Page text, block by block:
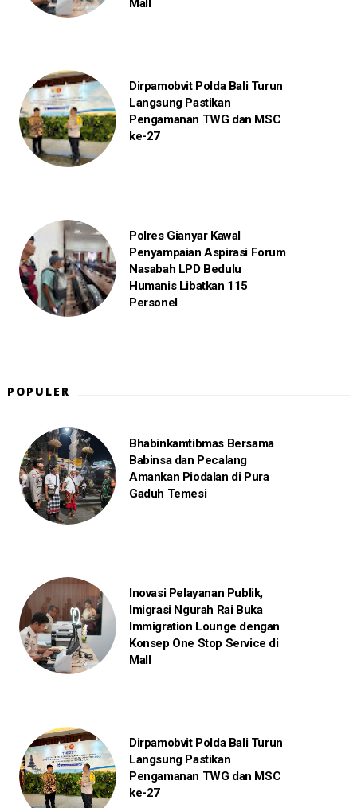
Mall
Dirpamobvit Polda Bali Turun
Langsung Pastikan
Pengamanan TWG dan MSC
ke-27
Polres Gianyar Kawal
Penyampaian Aspirasi Forum
Nasabah LPD Bedulu
Humanis Libatkan 115
Personel
POPULER
Bhabinkamtibmas Bersama
Babinsa dan Pecalang
Amankan Piodalan di Pura
Gaduh Temesi
Inovasi Pelayanan Publik,
Imigrasi Ngurah Rai Buka
Immigration Lounge dengan
Konsep One Stop Service di
Mall
Dirpamobvit Polda Bali Turun
Langsung Pastikan
Pengamanan TWG dan MSC
ke-27